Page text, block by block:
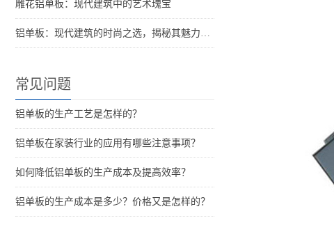
雕花铝单板：现代建筑中的艺术瑰宝
铝单板：现代建筑的时尚之选，揭秘其魅力所在！
常见问题
铝单板的生产工艺是怎样的？
铝单板在家装行业的应用有哪些注意事项？
如何降低铝单板的生产成本及提高效率？
铝单板的生产成本是多少？价格又是怎样的？